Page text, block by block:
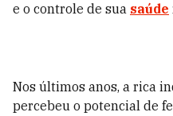
e o controle de sua saúde
Nos últimos anos, a rica
percebeu o potencial de